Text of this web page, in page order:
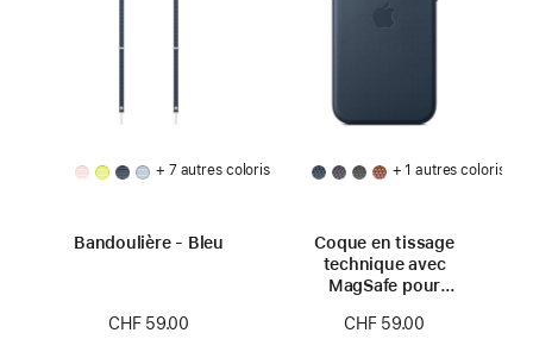
+ 7 autres coloris
Bandoulière - Bleu
CHF 59.00
+ 1 autres coloris
Coque en tissage
technique avec
MagSafe pour
Bleu
CHF 59.00